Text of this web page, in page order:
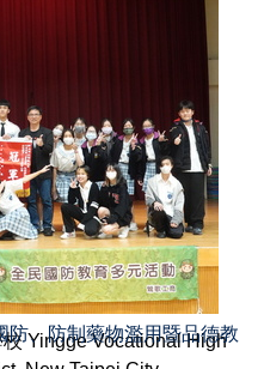
、防制藥物濫用暨品德教
Yingge Vocational High